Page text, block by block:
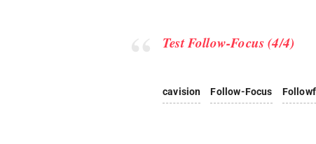
Test Follow-Focus (4/4)
cavision Follow-Focus